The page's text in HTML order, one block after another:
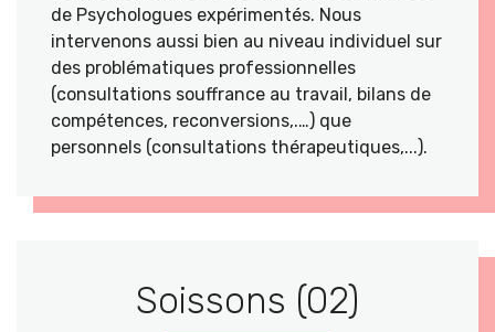
de Psychologues expérimentés. Nous
intervenons aussi bien au niveau individuel sur
des problématiques professionnelles
(consultations souffrance au travail, bilans de
compétences, reconversions,.…) que
personnels (consultations thérapeutiques,...).
Soissons (02)